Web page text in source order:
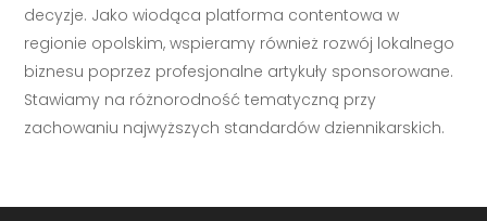
decyzje. Jako wiodąca platforma contentowa w
regionie opolskim, wspieramy również rozwój lokalnego
biznesu poprzez profesjonalne artykuły sponsorowane.
Stawiamy na różnorodność tematyczną przy
zachowaniu najwyższych standardów dziennikarskich.